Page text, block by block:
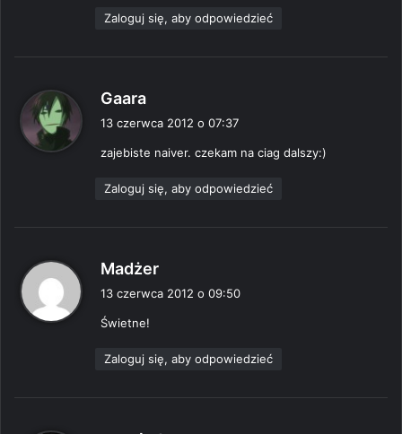
Zaloguj się, aby odpowiedzieć
Gaara
z
:
13 czerwca 2012 o 07:37
zajebiste naiver. czekam na ciag dalszy:)
Zaloguj się, aby odpowiedzieć
Madżer
:
13 czerwca 2012 o 09:50
Świetne!
Zaloguj się, aby odpowiedzieć